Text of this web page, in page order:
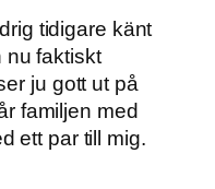
tidigare känt
nu faktiskt
ju gott ut på
familjen med
ett par till mig.